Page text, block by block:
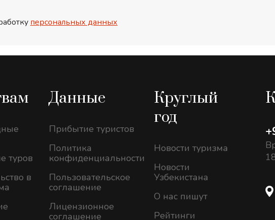
персональных данных
туров
в
Данные
Прибытие туристов
Политика
конфиденциальности
Пользовательское
соглашение
Лицензионное
соглашение
Круглый
год
Новости туризма
Новости
Узбекистана
О нас пишут
Рейтинги